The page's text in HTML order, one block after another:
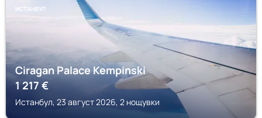
ИСТАНБУЛ
Ciragan Palace Kempinski
1 217€
Истанбул, 23 август 2026, 2 нощувки